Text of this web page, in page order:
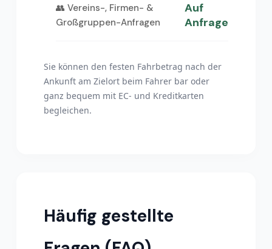
👥 Vereins-, Firmen- &
Großgruppen-Anfragen
Auf
Anfrage
Sie können den festen Fahrbetrag nach der
Ankunft am Zielort beim Fahrer bar oder
ganz bequem mit EC- und Kreditkarten
begleichen.
Häufig gestellte